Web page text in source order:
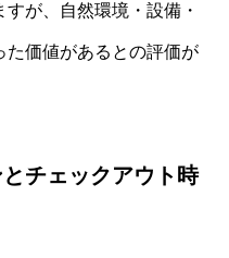
が、自然環境・設備・
た価値があるとの評価が
チェックアウト時